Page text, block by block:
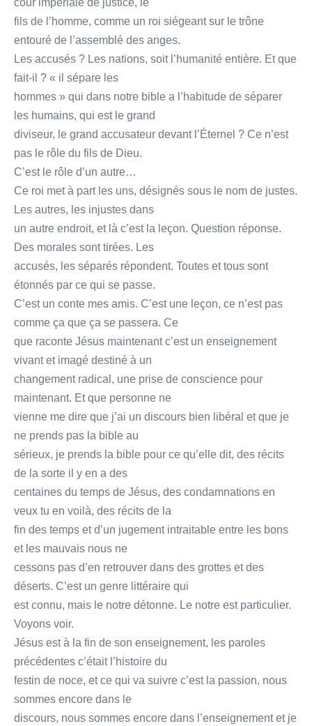
fils de l’homme, comme un roi siégeant sur le trône
entouré de l’assemblé des anges.
Les accusés ? Les nations, soit l’humanité entière. Et que
fait-il ? « il sépare les
hommes » qui dans notre bible a l’habitude de séparer
les humains, qui est le grand
diviseur, le grand accusateur devant l’Éternel ? Ce n’est
pas le rôle du fils de Dieu.
C’est le rôle d’un autre…
Ce roi met à part les uns, désignés sous le nom de justes.
Les autres, les injustes dans
un autre endroit, et là c’est la leçon. Question réponse.
Des morales sont tirées. Les
accusés, les séparés répondent. Toutes et tous sont
étonnés par ce qui se passe.
C’est un conte mes amis. C’est une leçon, ce n’est pas
comme ça que ça se passera. Ce
que raconte Jésus maintenant c’est un enseignement
vivant et imagé destiné à un
changement radical, une prise de conscience pour
maintenant. Et que personne ne
vienne me dire que j’ai un discours bien libéral et que je
ne prends pas la bible au
sérieux, je prends la bible pour ce qu’elle dit, des récits
de la sorte il y en a des
centaines du temps de Jésus, des condamnations en
veux tu en voilà, des récits de la
fin des temps et d’un jugement intraitable entre les bons
et les mauvais nous ne
cessons pas d’en retrouver dans des grottes et des
déserts. C’est un genre littéraire qui
est connu, mais le notre détonne. Le notre est particulier.
Voyons voir.
Jésus est à la fin de son enseignement, les paroles
précédentes c’était l’histoire du
festin de noce, et ce qui va suivre c’est la passion, nous
sommes encore dans le
discours, nous sommes encore dans l’enseignement et je